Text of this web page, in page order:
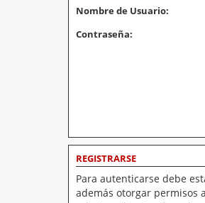
Nombre de Usuario:
Contraseña:
REGISTRARSE
Para autenticarse debe
además otorgar permisos